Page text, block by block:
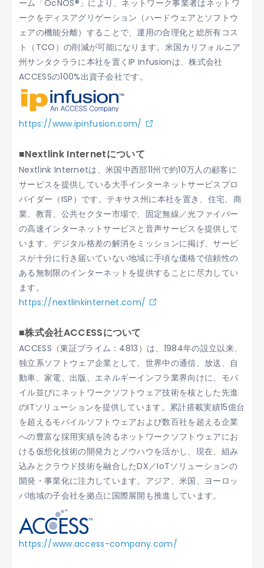
ーム「OcNOS®」により、ネットワーク事業者はネットワ
ークをディスアグリゲーション（ハードウェアとソフトウ
ェアの機能分離）することで、運用の合理化と総所有コス
ト（TCO）の削減が可能になります。米国カリフォルニア
州サンタクララに本社を置くIP Infusionは、株式会社
ACCESSの100%出資子会社です。
https://www.ipinfusion.com/
■Nextlink Internetについて
Nextlink Internetは、米国中西部11州で約10万人の顧客に
サービスを提供している大手インターネットサービスプロ
バイダー（ISP）です。テキサス州に本社を置き、住宅、商
業、教育、公共セクター市場で、固定無線／光ファイバー
の高速インターネットサービスと音声サービスを提供して
います。デジタル格差の解消をミッションに掲げ、サービ
スが十分に行き届いていない地域に手頃な価格で信頼性の
ある無制限のインターネットを提供することに尽力してい
ます。
https://nextlinkinternet.com/
■株式会社ACCESSについて
ACCESS（東証プライム：4813）は、1984年の設立以来、
独立系ソフトウェア企業として、世界中の通信、放送、自
動車、家電、出版、エネルギーインフラ業界向けに、モバ
イル並びにネットワークソフトウェア技術を核とした先進
のITソリューションを提供しています。累計搭載実績15億台
を超えるモバイルソフトウェアおよび数百社を超える企業
への豊富な採用実績を誇るネットワークソフトウェアにお
ける仮想化技術の開発力とノウハウを活かし、現在、組み
込みとクラウド技術を融合したDX／IoTソリューションの
開発・事業化に注力しています。アジア、米国、ヨーロッ
パ地域の子会社を拠点に国際展開も推進しています。
https://www.access-company.com/